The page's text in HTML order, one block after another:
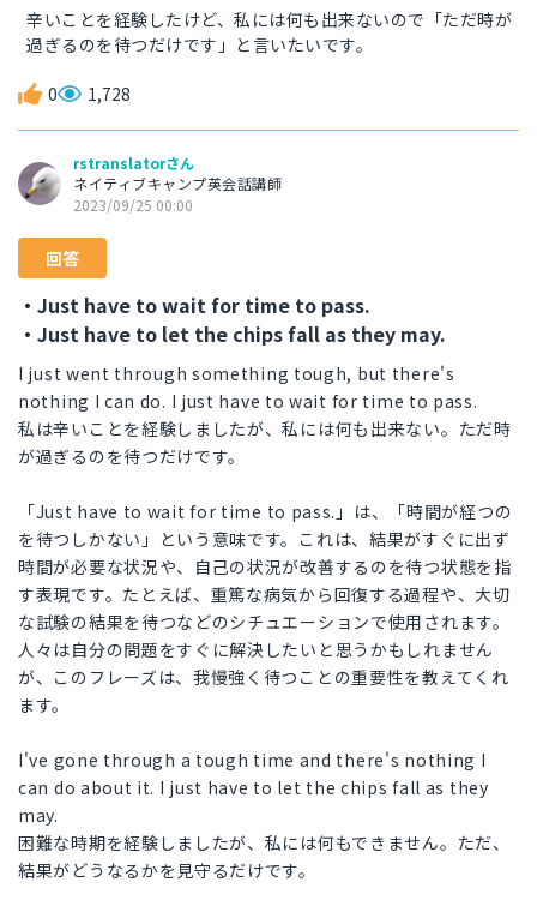
辛いことを経験したけど、私には何も出来ないので「ただ時が
過ぎるのを待つだけです」と言いたいです。
0 1,728
rstranslatorさん
ネイティブキャンプ英会話講師
2023/09/25 00:00
回答
・Just have to wait for time to pass.
・Just have to let the chips fall as they may.
I just went through something tough, but there's
nothing I can do. I just have to wait for time to pass.
私は辛いことを経験しましたが、私には何も出来ない。ただ時
が過ぎるのを待つだけです。
「Just have to wait for time to pass.」は、「時間が経つの
を待つしかない」という意味です。これは、結果がすぐに出ず
時間が必要な状況や、自己の状況が改善するのを待つ状態を指
す表現です。たとえば、重篤な病気から回復する過程や、大切
な試験の結果を待つなどのシチュエーションで使用されます。
人々は自分の問題をすぐに解決したいと思うかもしれません
が、このフレーズは、我慢強く待つことの重要性を教えてくれ
ます。
I've gone through a tough time and there's nothing I
can do about it. I just have to let the chips fall as they
may.
困難な時期を経験しましたが、私には何もできません。ただ、
結果がどうなるかを見守るだけです。